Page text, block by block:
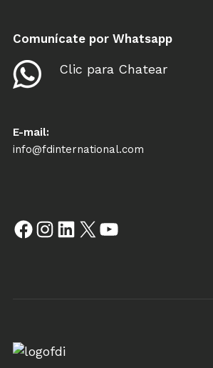
Comunícate por Whatsapp
Clic para Chatear
E-mail:
info@fdinternational.com